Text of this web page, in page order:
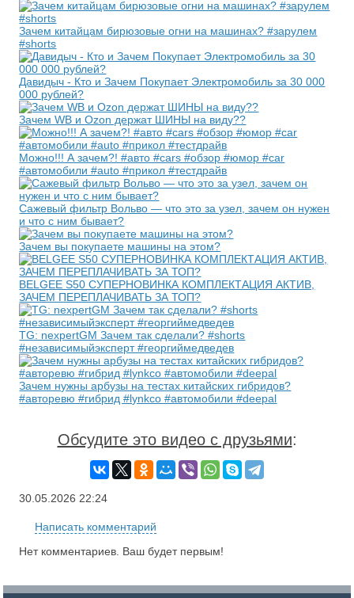
Зачем китайцам бирюзовые огни на машинах? #зарулем
#shorts
Давидыч - Кто и Зачем Покупает Электромобиль за 30 000
000 рублей?
Зачем WB и Ozon держат ШИНЫ на виду??
Можно!!! А зачем?! #авто #cars #обзор #юмор #car
#автомобили #auto #прикол #тестдрайв
Сажевый фильтр Вольво — что это за узел, зачем он нужен
и что с ним бывает?
Зачем вы покупаете машины на этом?
BELGEE S50 СУПЕРНОВИНКА КОМПЛЕКТАЦИЯ АКТИВ,
ЗАЧЕМ ПЕРЕПЛАЧИВАТЬ ЗА ТОП?
TG: nexpertGM Зачем так сделали? #shorts
#независимыйэксперт #георгиймедведев
Зачем нужны арбузы на тестах китайских гибридов?
#авторевю #гибрид #lynkco #автомобили #deepal
Обсудите это видео с друзьями:
30.05.2026 22:24
Написать комментарий
Нет комментариев. Ваш будет первым!